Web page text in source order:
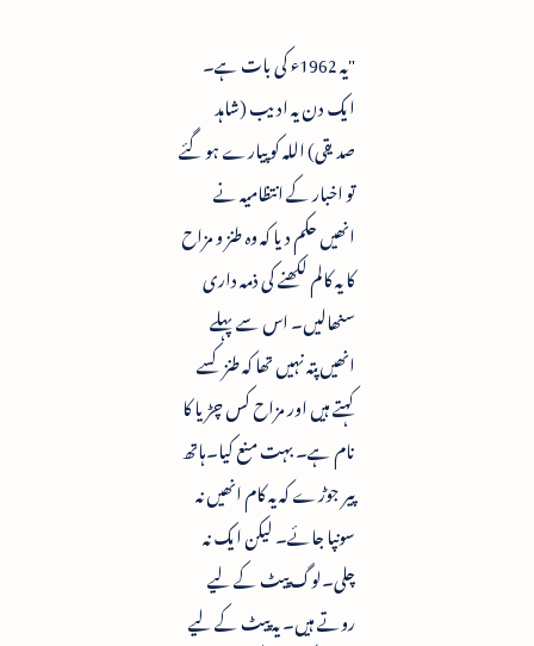
"یہ 1962ء کی بات ہے۔
ایک دن یہ ادیب (شاہد
صدیقی) اللہ کو پیارے ہو گئے
تو اخبار کے انتظامیہ نے
انھیں حکم دیا کہ وہ طنز و مزاح
کا یہ کالم لکھنے کی ذمہ داری
سنھالیں۔ اس سے پہلے
انھیں پتہ نہیں تھا کہ طنز کسے
کہتے ہیں اور مزاح کس چڑیا کا
نام ہے۔ بہت منع کیا۔ہاتھ
پیر جوڑے کہ یہ کام انھیں نہ
سونپا جائے۔ لیکن ایک نہ
چلی۔لوگ پیٹ کے لیے
روتے ہیں۔ یہ پیٹ کے لیے